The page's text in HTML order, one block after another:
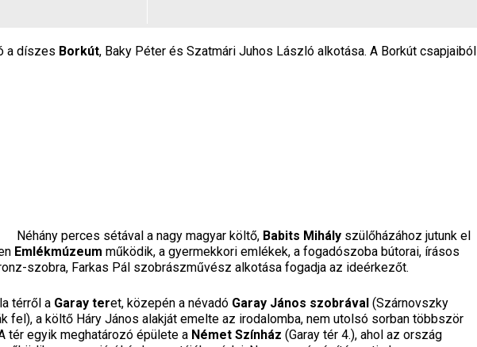
a díszes Borkút, Baky Péter és Szatmári Juhos László alkotása. A Borkút csapjaiból
Néhány perces sétával a nagy magyar költő, Babits Mihály szülőházához jutunk el
Emlékmúzeum működik, a gyermekkori emlékek, a fogadószoba bútorai, írásos
szobra, Farkas Pál szobrászművész alkotása fogadja az ideérkezőt.
térről a Garay teret, közepén a névadó Garay János szobrával (Szárnovszky
fel), a költő Háry János alakját emelte az irodalomba, nem utolsó sorban többször
tér egyik meghatározó épülete a Német Színház (Garay tér 4.), ahol az ország